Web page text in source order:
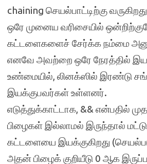
chaining செயல்பாட்டிற்கு
ஒரே முனைய வரிசையில்
கட்டளைகளைச் சேர்க்க நம்மை
எனவே அவற்றை ஒரே நேரத்தில்
உண்மையில், லினக்ஸில் இரண்டு
இயக்குபவர்கள் உள்ளனர்.
எடுத்துக்காட்டாக, && என்பதில்
பிழைகள் இல்லாமல் இருந்தால்
கட்டளையை இயக்குகிறது
அதன் பிழைக் குறியீடு 0 ஆக